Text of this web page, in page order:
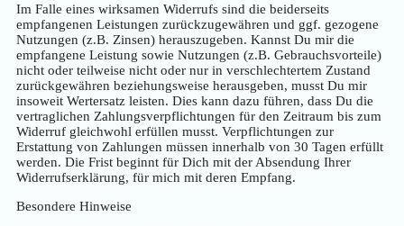
Im Falle eines wirksamen Widerrufs sind die beiderseits
empfangenen Leistungen zurückzugewähren und ggf. gezogene
Nutzungen (z.B. Zinsen) herauszugeben. Kannst Du mir die
empfangene Leistung sowie Nutzungen (z.B. Gebrauchsvorteile)
nicht oder teilweise nicht oder nur in verschlechtertem Zustand
zurückgewähren beziehungsweise herausgeben, musst Du mir
insoweit Wertersatz leisten. Dies kann dazu führen, dass Du die
vertraglichen Zahlungsverpflichtungen für den Zeitraum bis zum
Widerruf gleichwohl erfüllen musst. Verpflichtungen zur
Erstattung von Zahlungen müssen innerhalb von 30 Tagen erfüllt
werden. Die Frist beginnt für Dich mit der Absendung Ihrer
Widerrufserklärung, für mich mit deren Empfang.
Besondere Hinweise